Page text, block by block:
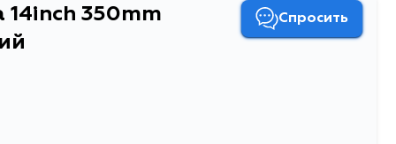
14inch 350mm
Спросить